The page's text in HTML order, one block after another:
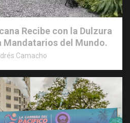
Recibe con la Dulzura
Mandatarios del Mundo.
Camacho